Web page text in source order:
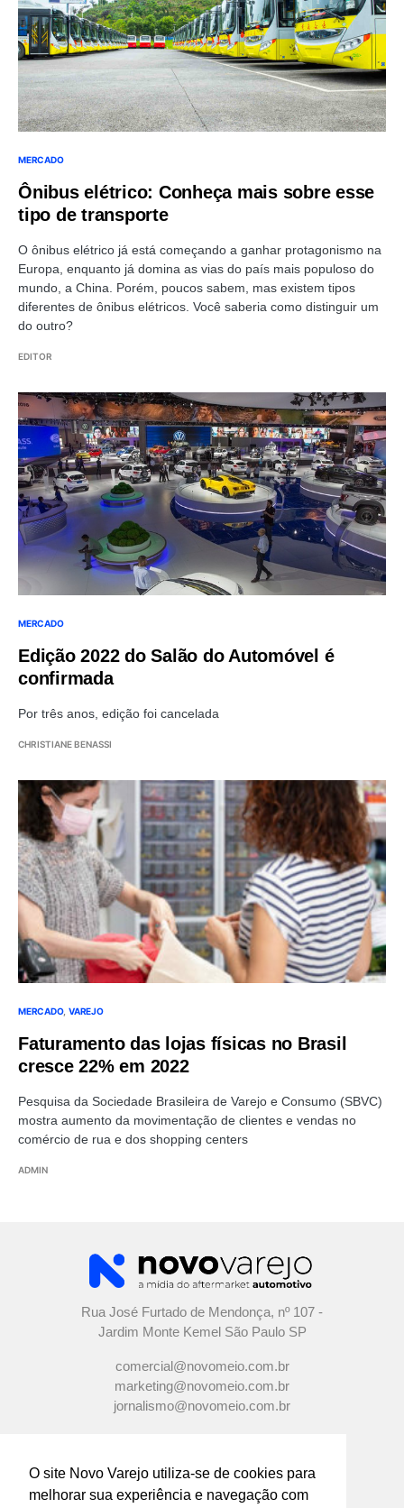
O site Novo Varejo utiliza-se de cookies para
melhorar sua experiência e navegação com
MERCADO
Ônibus elétrico: Conheça mais sobre esse
tipo de transporte
O ônibus elétrico já está começando a ganhar protagonismo na
Europa, enquanto já domina as vias do país mais populoso do
mundo, a China. Porém, poucos sabem, mas existem tipos
diferentes de ônibus elétricos. Você saberia como distinguir um
do outro?
EDITOR
MERCADO
Edição 2022 do Salão do Automóvel é
confirmada
Por três anos, edição foi cancelada
CHRISTIANE BENASSI
MERCADO VAREJO
Faturamento das lojas físicas no Brasil
cresce 22% em 2022
Pesquisa da Sociedade Brasileira de Varejo e Consumo (SBVC)
mostra aumento da movimentação de clientes e vendas no
comércio de rua e dos shopping centers
ADMIN
Rua José Furtado de Mendonça, nº 107 -
Jardim Monte Kemel São Paulo SP
comercial@novomeio.com.br
marketing@novomeio.com.br
jornalismo@novomeio.com.br
CONFIRA AS NOSSAS REDES